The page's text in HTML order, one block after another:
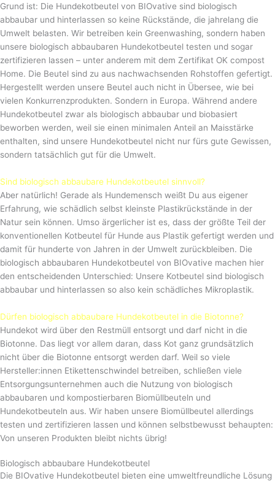
Grund ist: Die Hundekotbeutel von BIOvative sind biologisch
abbaubar und hinterlassen so keine Rückstände, die jahrelang die
Umwelt belasten. Wir betreiben kein Greenwashing, sondern haben
unsere biologisch abbaubaren Hundekotbeutel testen und sogar
zertifizieren lassen – unter anderem mit dem Zertifikat OK compost
Home. Die Beutel sind zu aus nachwachsenden Rohstoffen gefertigt.
Hergestellt werden unsere Beutel auch nicht in Übersee, wie bei
vielen Konkurrenzprodukten. Sondern in Europa. Während andere
Hundekotbeutel zwar als biologisch abbaubar und biobasiert
beworben werden, weil sie einen minimalen Anteil an Maisstärke
enthalten, sind unsere Hundekotbeutel nicht nur fürs gute Gewissen,
sondern tatsächlich gut für die Umwelt.
Sind biologisch abbaubare Hundekotbeutel sinnvoll?
Aber natürlich! Gerade als Hundemensch weißt Du aus eigener
Erfahrung, wie schädlich selbst kleinste Plastikrückstände in der
Natur sein können. Umso ärgerlicher ist es, dass der größte Teil der
konventionellen Kotbeutel für Hunde aus Plastik gefertigt werden und
damit für hunderte von Jahren in der Umwelt zurückbleiben. Die
biologisch abbaubaren Hundekotbeutel von BIOvative machen hier
den entscheidenden Unterschied: Unsere Kotbeutel sind biologisch
abbaubar und hinterlassen so also kein schädliches Mikroplastik.
Dürfen biologisch abbaubare Hundekotbeutel in die Biotonne?
Hundekot wird über den Restmüll entsorgt und darf nicht in die
Biotonne. Das liegt vor allem daran, dass Kot ganz grundsätzlich
nicht über die Biotonne entsorgt werden darf. Weil so viele
Hersteller:innen Etikettenschwindel betreiben, schließen viele
Entsorgungsunternehmen auch die Nutzung von biologisch
abbaubaren und kompostierbaren Biomüllbeuteln und
Hundekotbeuteln aus. Wir haben unsere Biomüllbeutel allerdings
testen und zertifizieren lassen und können selbstbewusst behaupten:
Von unseren Produkten bleibt nichts übrig!
Biologisch abbaubare Hundekotbeutel
Die BIOvative Hundekotbeutel bieten eine umweltfreundliche Lösung